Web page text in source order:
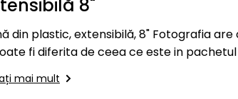
8"
plastic, extensibilă, 8" Fotografia are caracter informativ
fi diferita de ceea ce este in
mai mult